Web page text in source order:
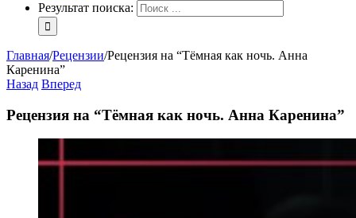
Результат поиска:
Главная/Рецензии/Рецензия на “Тёмная как ночь. Анна
Каренина”
Назад Вперед
Рецензия на “Тёмная как ночь. Анна Каренина”